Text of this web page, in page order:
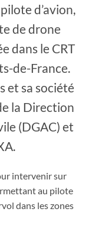
d’avion,
de drone
dans le CRT
de-France.
et sa société
la Direction
(DGAC) et
intervenir sur
au pilote
dans les zones